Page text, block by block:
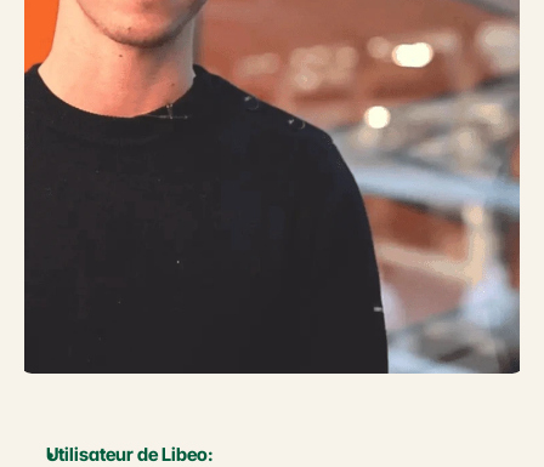
Utilisateur de Libeo: